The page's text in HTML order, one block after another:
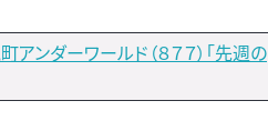
ンダーワールド（８７７）「先週の